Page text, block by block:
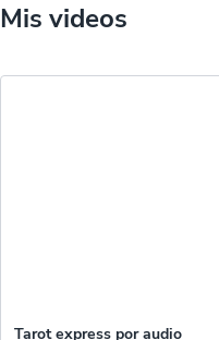
Mis videos
Tarot express por audio